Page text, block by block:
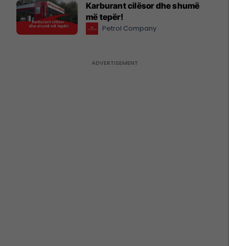
Karburant cilësor dhe shumë
më tepër!
Petrol Company